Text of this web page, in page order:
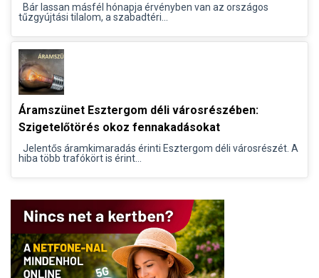
Bár lassan másfél hónapja érvényben van az országos
tűzgyújtási tilalom, a szabadtéri...
Áramszünet Esztergom déli városrészében:
Szigetelőtörés okoz fennakadásokat
Jelentős áramkimaradás érinti Esztergom déli városrészét. A
hiba több trafókört is érint...